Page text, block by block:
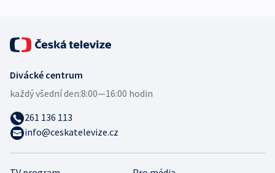
Divácké centrum
každý všední den:8:00—16:00 hodin
261 136 113
info@ceskatelevize.cz